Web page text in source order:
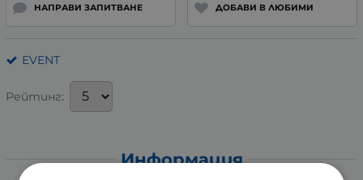
НАПРАВИ ЗАПИТВАНЕ ДОБАВИ В ЛЮБИМИ
EVENT
Рейтинг:
Информация